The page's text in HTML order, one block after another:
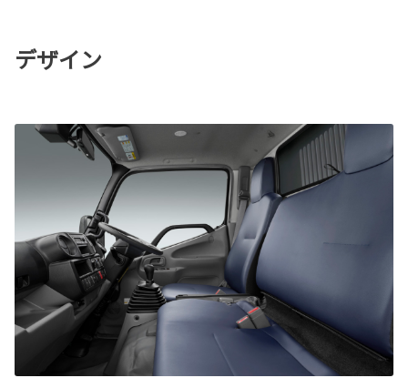
デザイン